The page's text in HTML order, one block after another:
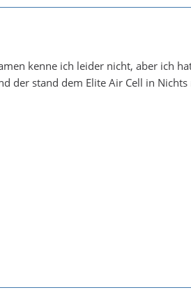
kenne ich leider nicht, aber ich
der stand dem Elite Air Cell in